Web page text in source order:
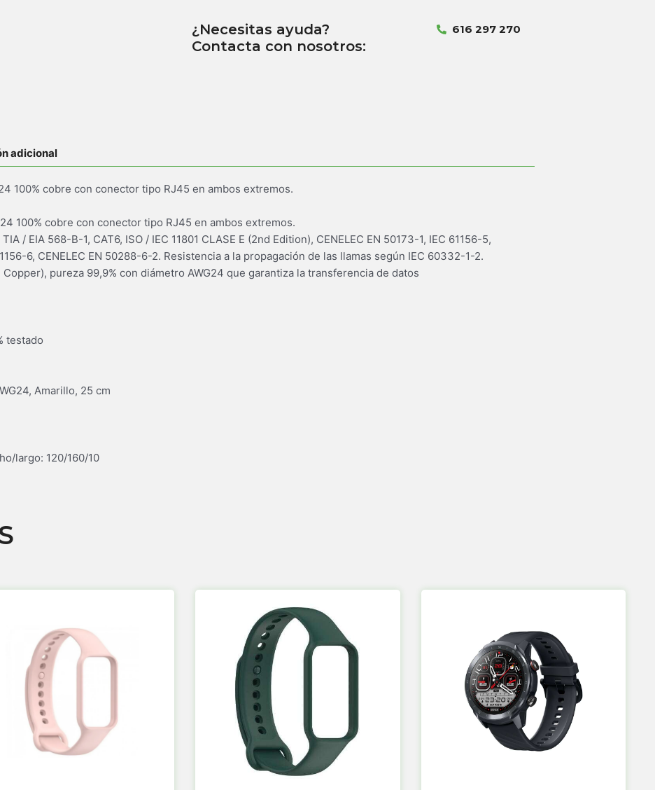
¿Necesitas ayuda?
Contacta con nosotros:
616 297 270
adicional
100% cobre con conector tipo RJ45 en ambos extremos.
100% cobre con conector tipo RJ45 en ambos extremos.
/ EIA 568-B-1, CAT6, ISO / IEC 11801 CLASE E (2nd Edition), CENELEC EN 50173-1, IEC 61156-5,
6, CENELEC EN 50288-6-2. Resistencia a la propagación de las llamas según IEC 60332-1-2.
pureza 99,9% con diámetro AWG24 que garantiza la transferencia de datos
testado
Amarillo, 25 cm
largo: 120/160/10